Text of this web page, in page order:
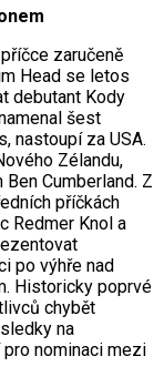
zaručeně
Head se letos
debutant Kody
šest
nastoupí za USA.
Zélandu,
Cumberland. Z
příčkách
Redmer Knol a
po výhře nad
Historicky poprvé
chybět
na
nominaci mezi